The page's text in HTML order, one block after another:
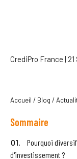
CrediPro France |
Accueil / Blog /
Sommaire
Pourquoi
d'investissement ?